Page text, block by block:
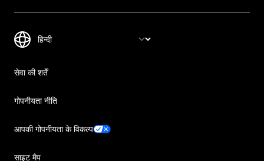
सेवा की शर्तें
गोपनीयता नीति
आपकी गोपनीयता के विकल्प
साइट मैप